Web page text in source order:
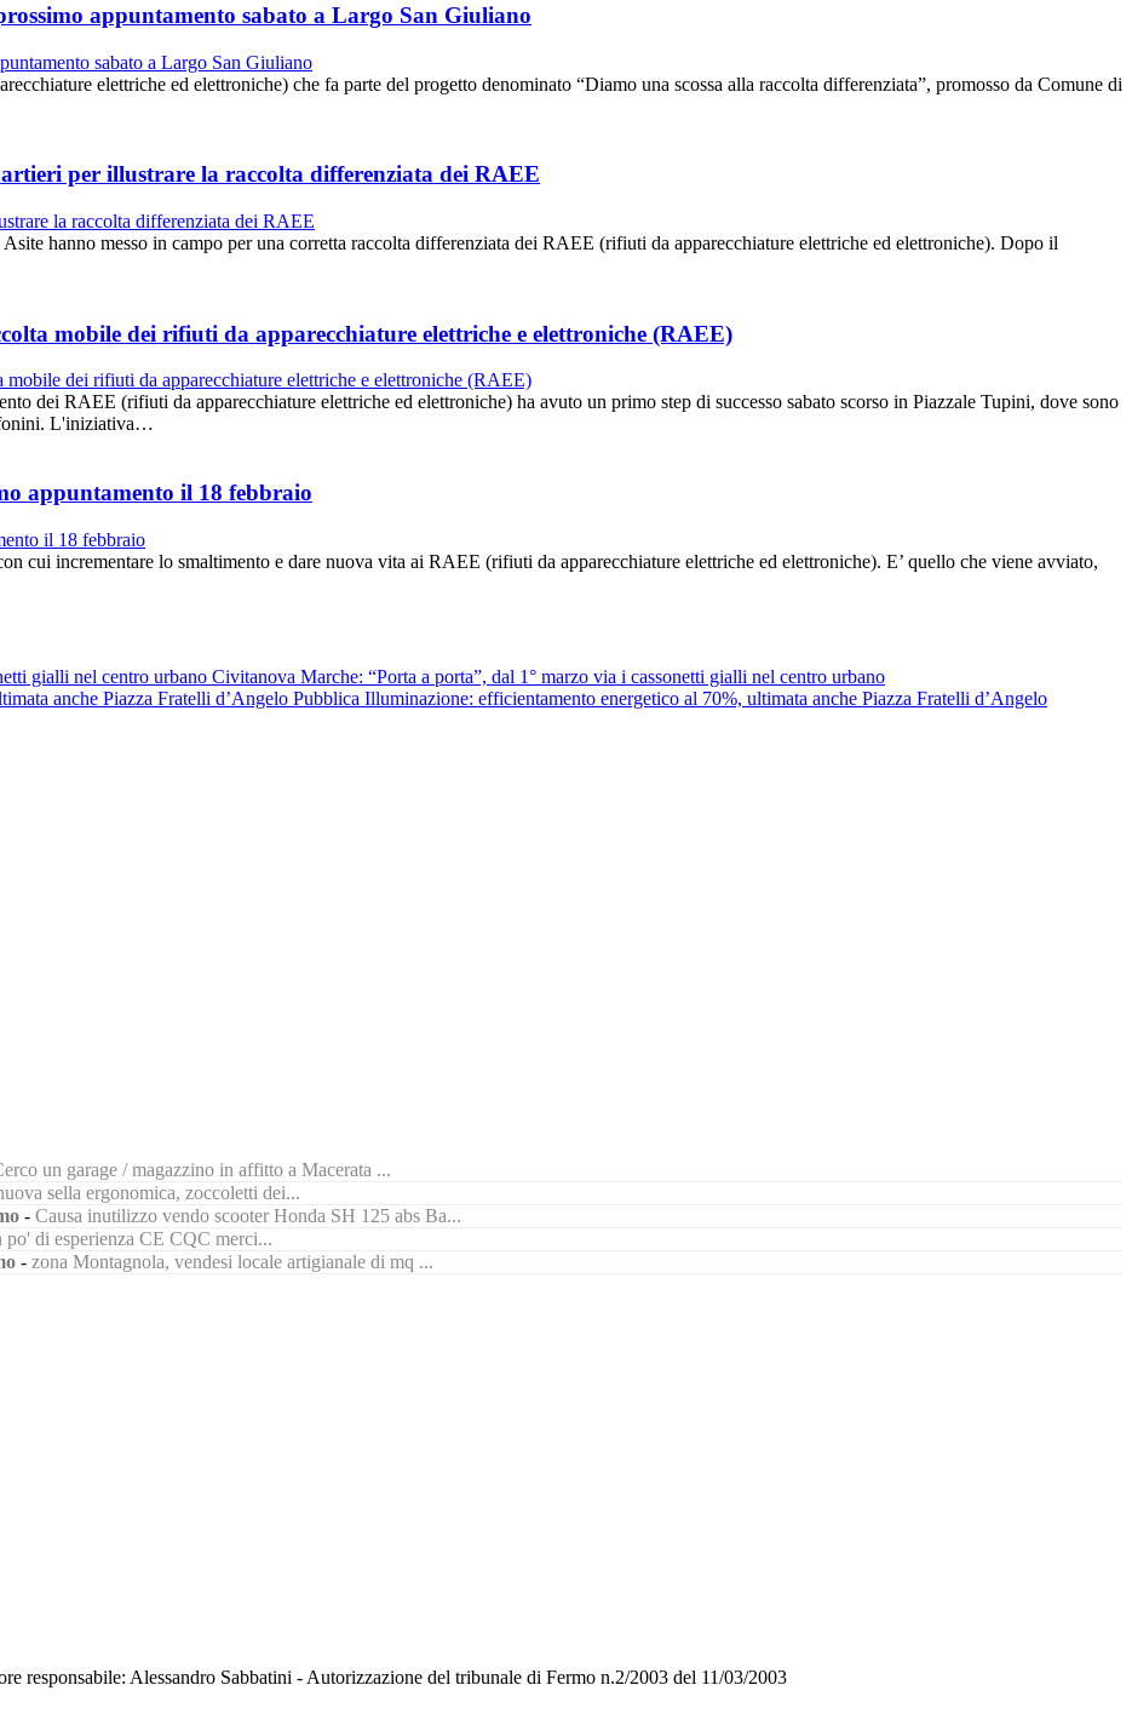
appuntamento sabato a Largo San Giuliano
elettriche ed elettroniche) che fa parte del progetto denominato “Diamo una scossa alla raccolta differenziata”, promosso da Comune di
per illustrare la raccolta differenziata dei RAEE
hanno messo in campo per una corretta raccolta differenziata dei RAEE (rifiuti da apparecchiature elettriche ed elettroniche). Dopo il
mobile dei rifiuti da apparecchiature elettriche e elettroniche (RAEE)
dei RAEE (rifiuti da apparecchiature elettriche ed elettroniche) ha avuto un primo step di successo sabato scorso in Piazzale Tupini, dove sono
L'iniziativa…
appuntamento il 18 febbraio
cui incrementare lo smaltimento e dare nuova vita ai RAEE (rifiuti da apparecchiature elettriche ed elettroniche). E’ quello che viene avviato,
Civitanova Marche: “Porta a porta”, dal 1° marzo via i cassonetti gialli nel centro urbano
Pubblica Illuminazione: efficientamento energetico al 70%, ultimata anche Piazza Fratelli d’Angelo
un garage / magazzino in affitto a Macerata ...
sella ergonomica, zoccoletti dei...
- Causa inutilizzo vendo scooter Honda SH 125 abs Ba...
po' di esperienza CE CQC merci...
- zona Montagnola, vendesi locale artigianale di mq ...
Alessandro Sabbatini - Autorizzazione del tribunale di Fermo n.2/2003 del 11/03/2003